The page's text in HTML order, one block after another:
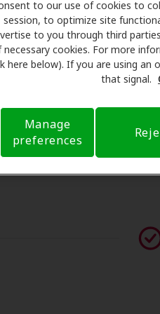
to our use of cookies to
session, to optimize site
to you through third
necessary cookies. For more
here below). If you are using
that signal.
Manage
preferences
con profesionales
en Adrian Hearing Ctr,
sus gastos de
de atención auditiva y
el seguro y con opciones
contáctenos si no